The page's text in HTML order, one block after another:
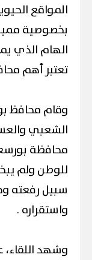
المواقع
بخصوصية
الهام الذي
تعتبر أهم
وقام محافظ
الشعبي
محافظة
للوطن ولم
سبيل رفعته
واستقراره .
وشهد اللقاء،